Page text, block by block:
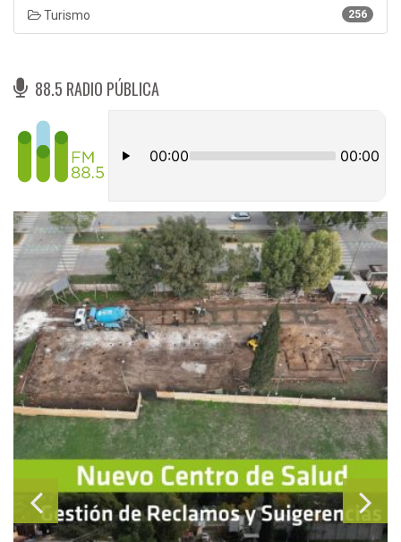
256
Turismo
88.5 RADIO PÚBLICA